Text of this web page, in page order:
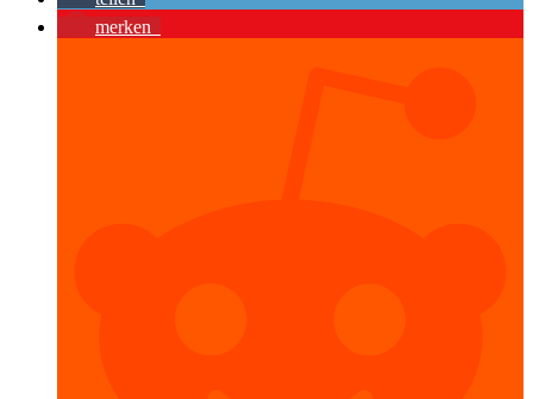
merken